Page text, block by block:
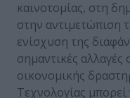
καινοτομίας, στη
στην αντιμετώπιση
ενίσχυση της
σημαντικές αλλαγές
οικονομικής
Τεχνολογίας